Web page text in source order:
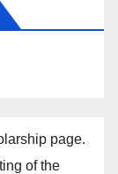
page.
of the